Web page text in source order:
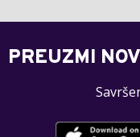
PREUZMI